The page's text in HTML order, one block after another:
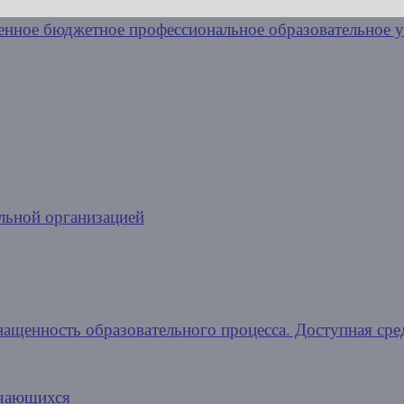
организацией
образовательного процесса. Доступная